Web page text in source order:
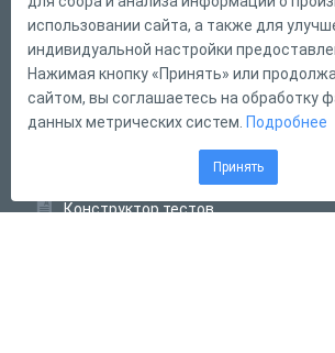
Русский
Справка
Форма обратной связи
Конструктор тестов
использовании сайта, а также для
индивидуальной настройки
Нажимая кнопку «Принять» или
сайтом, вы соглашаетесь на обработку
данных метрических систем. Подробнее
Принять